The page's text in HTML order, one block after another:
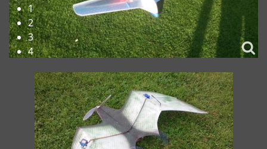
1
2
3
4